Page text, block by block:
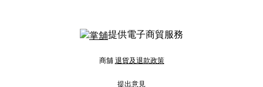
提供電子商貿服務
商舖 退貨及退款政策
提出意見